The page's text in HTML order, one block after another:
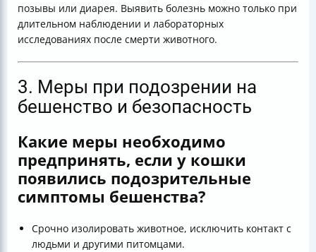
позывы или диарея. Выявить болезнь можно только при
длительном наблюдении и лабораторных
исследованиях после смерти животного.
3. Меры при подозрении на
бешенство и безопасность
Какие меры необходимо
предпринять, если у кошки
появились подозрительные
симптомы бешенства?
Срочно изолировать животное, исключить контакт с
людьми и другими питомцами.